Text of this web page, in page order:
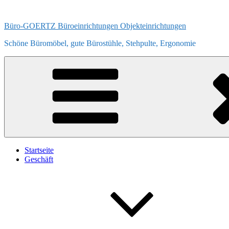
springen
Büro-GOERTZ Büroeinrichtungen Objekteinrichtungen
Schöne Büromöbel, gute Bürostühle, Stehpulte, Ergonomie
Startseite
Geschäft